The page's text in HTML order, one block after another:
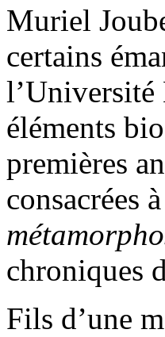
Muriel
certains
éléments
premières
consacrées
chroniques
Fils d’une